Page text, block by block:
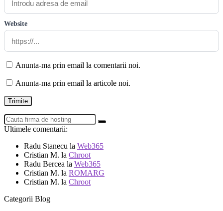
Website
Anunta-ma prin email la comentarii noi.
Anunta-ma prin email la articole noi.
Ultimele comentarii:
Radu Stanecu la Web365
Cristian M. la Chroot
Radu Bercea la Web365
Cristian M. la ROMARG
Cristian M. la Chroot
Categorii Blog